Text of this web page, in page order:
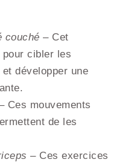
couché – Cet
cibler les
développer une
Ces mouvements
de les
– Ces exercices